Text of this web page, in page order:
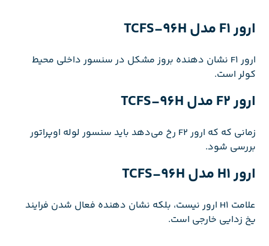
ارور F1 مدل TCFS-96H
ارور F1 نشان دهنده بروز مشکل در سنسور داخلی محیط
کولر است.
ارور F2 مدل TCFS-96H
زمانی که که ارور F2 رخ می‌دهد باید سنسور لوله اوپراتور
بررسی شود.
ارور H1 مدل TCFS-96H
علامت H1 ارور نیست، بلکه نشان دهنده فعال شدن فرایند
یخ زدایی خارجی است.